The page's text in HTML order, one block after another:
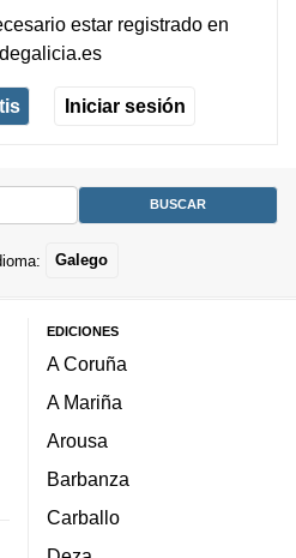
estar registradoen
Iniciar sesión
Galego
EDICIONES
A Coruña
A Mariña
Arousa
Barbanza
Carballo